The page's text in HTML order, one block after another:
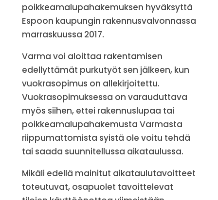
poikkeamalupahakemuksen hyväksyttä
Espoon kaupungin rakennusvalvonnassa
marraskuussa 2017.
Varma voi aloittaa rakentamisen
edellyttämät purkutyöt sen jälkeen, kun
vuokrasopimus on allekirjoitettu.
Vuokrasopimuksessa on varauduttava
myös siihen, ettei rakennuslupaa tai
poikkeamalupahakemusta Varmasta
riippumattomista syistä ole voitu tehdä
tai saada suunnitellussa aikataulussa.
Mikäli edellä mainitut aikataulutavoitteet
toteutuvat, osapuolet tavoittelevat